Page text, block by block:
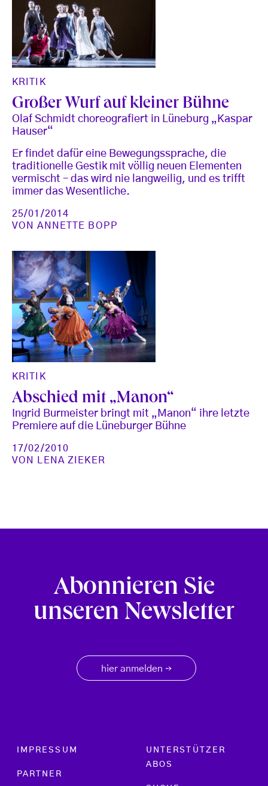
KRITIK
Großer Wurf auf kleiner Bühne
Olaf Schmidt choreografiert in Lüneburg „Kaspar
Hauser“
Er findet dafür eine Bewegungssprache, die
traditionelle Gestik mit völlig neuen Elementen
vermischt – das wird nie langweilig, und es trifft
immer das Wesentliche.
25/01/2014
VONANNETTE BOPP
KRITIK
Abschied mit „Manon“
Ingrid Burmeister bringt mit „Manon“ ihre letzte
Premiere auf die Lüneburger Bühne
17/02/2010
VON
LENA ZIEKER
Abonnieren Sie
unseren Newsletter
hier anmelden →
Footer menu
IMPRESSUM
PARTNER
UNTERSTÜTZER
ABOS